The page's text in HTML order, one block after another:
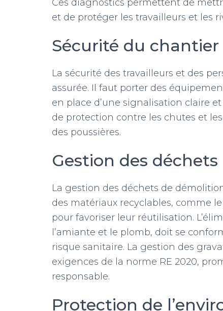
Ces diagnostics permettent de
et de protéger les travailleurs et les
Sécurité du chantier
La sécurité des travailleurs et des
assurée. Il faut porter des
en place d’une signalisation claire
de protection contre les chutes et
des poussières.
Gestion des déchets
La gestion des déchets de
des matériaux recyclables, comme
pour favoriser leur réutilisation.
l’amiante et le plomb, doit se
risque sanitaire. La gestion des
exigences de la norme RE 2020,
responsable.
Protection de